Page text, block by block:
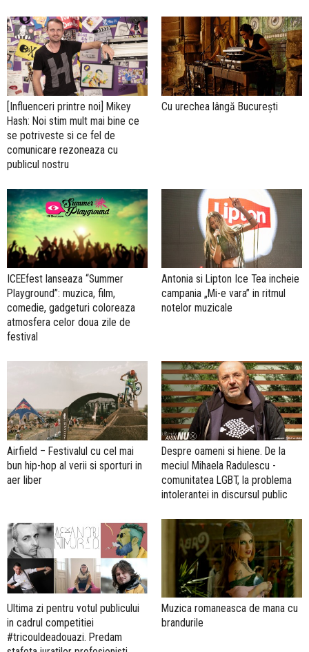
[Influenceri printre noi] Mikey
Hash: Noi stim mult mai bine ce
se potriveste si ce fel de
comunicare rezoneaza cu
publicul nostru
Cu urechea lângă București
ICEEfest lanseaza “Summer
Playground”: muzica, film,
comedie, gadgeturi coloreaza
atmosfera celor doua zile de
festival
Antonia si Lipton Ice Tea incheie
campania „Mi-e vara” in ritmul
notelor muzicale
Airfield – Festivalul cu cel mai
bun hip-hop al verii si sporturi in
aer liber
Despre oameni si hiene. De la
meciul Mihaela Radulescu -
comunitatea LGBT, la problema
intolerantei in discursul public
Ultima zi pentru votul publicului
in cadrul competitiei
#tricouldeadouazi. Predam
Muzica romaneasca de mana cu
brandurile